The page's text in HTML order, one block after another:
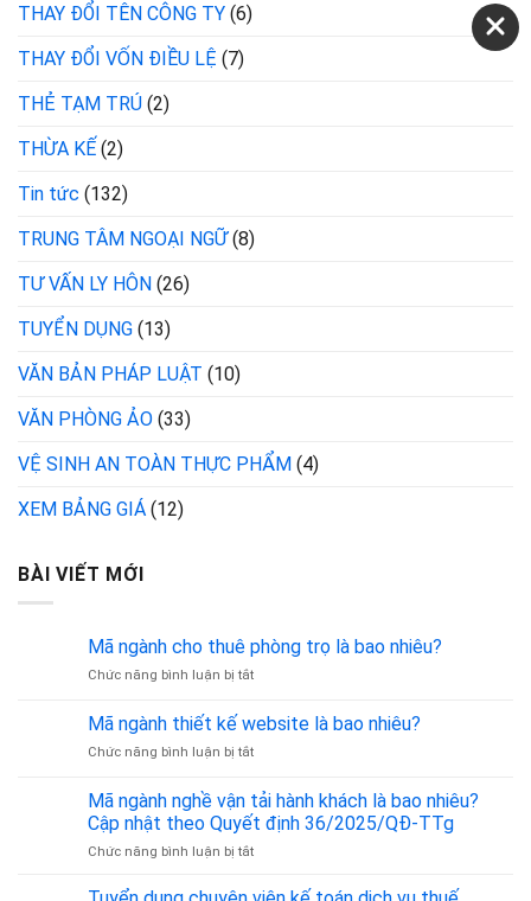
THAY ĐỔI TÊN CÔNG TY (6)
THAY ĐỔI VỐN ĐIỀU LỆ (7)
THẺ TẠM TRÚ (2)
THỪA KẾ (2)
Tin tức (132)
TRUNG TÂM NGOẠI NGỮ(8)
TƯ VẤN LY HÔN (26)
TUYỂN DỤNG (13)
VĂN BẢN PHÁP LUẬT (10)
VĂN PHÒNG ẢO (33)
VỆ SINH AN TOÀN THỰC PHẨM (4)
XEM BẢNG GIÁ (12)
BÀI VIẾT MỚI
Mã ngành cho thuê phòng trọ là bao nhiêu?
Chức năng bình luận bị tắtở
ngành
cho
thuê
trọ
là
nhiêu?
Mã ngành thiết kế website là bao nhiêu?
Chức năng bình luận bị tắtở
ngành
thiết
kế
website
bao
Mã ngành nghề vận tải hành khách là bao nhiêu?
Cập nhật theo Quyết định 36/2025/QĐ-TTg
Chức năng bình luận bị tắtở
ngành